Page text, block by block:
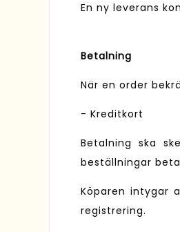
En ny leverans
Betalning
När en order
- Kreditkort
Betalning ska
beställningar
Köparen intygar
registrering.